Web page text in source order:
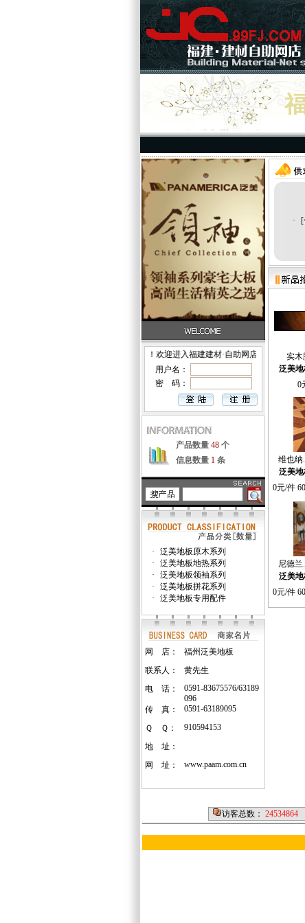
国广一叶卡上超市
核心供应商
●您好！欢迎进入福建建材·自助网店！
用户名：
密 码：
产品数量 48 个
信息数量 1 条
·
泛美地板原木系列
·
泛美地板地热系列
·
泛美地板领袖系列
·
泛美地板拼花系列
·
泛美地板专用配件
网 店：
福州泛美地板
联系人：
黄先生
电 话：
0591-83675576/63189
096
传 真：
0591-63189095
Ｑ Ｑ：
910594153
地 址：
网 址：
www.paam.com.cn
·
实木
泛美
0
维也纳
泛美
0元/件
尼德兰
泛美
0元/件
访客总数： 24534864